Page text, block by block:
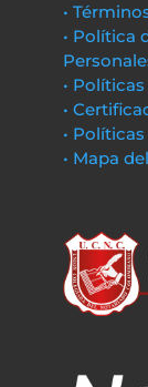
•
• Política
•
•
•
• Mapa